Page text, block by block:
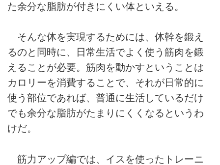
た余分な脂肪が付きにくい体といえる。
そんな体を実現するためには、体幹を鍛え
るのと同時に、日常生活でよく使う筋肉を鍛
えることが必要。筋肉を動かすということは
カロリーを消費することで、それが日常的に
使う部位であれば、普通に生活しているだけ
でも余分な脂肪がたまりにくくなるというわ
けだ。
筋力アップ編では、イスを使ったトレーニ